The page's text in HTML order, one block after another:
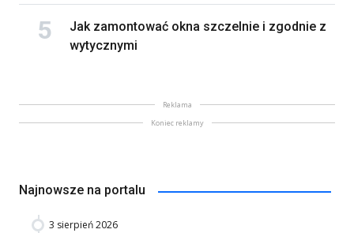
Jak zamontować okna szczelnie i zgodnie z
wytycznymi
Reklama
Koniec reklamy
Najnowsze na portalu
3 sierpień 2026